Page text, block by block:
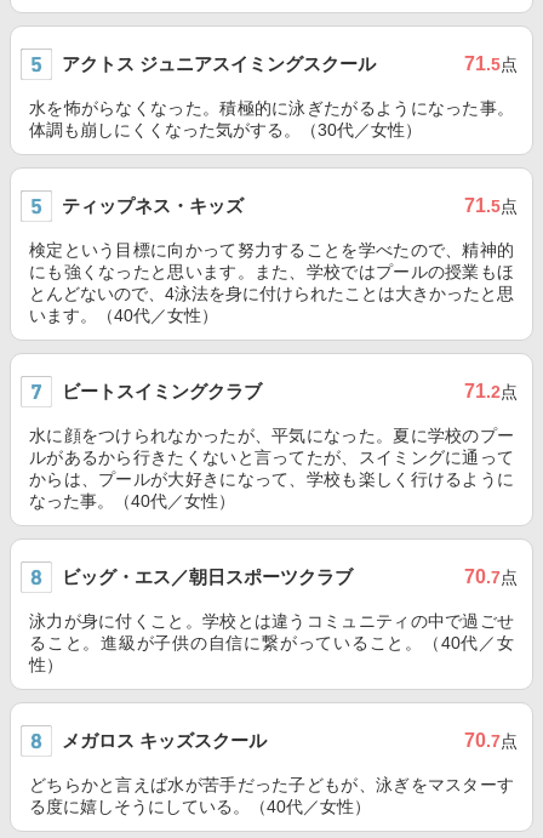
アクトス ジュニアスイミングスクール 71.5点
水を怖がらなくなった。積極的に泳ぎたがるようになった事。
体調も崩しにくくなった気がする。（30代／女性）
ティップネス・キッズ 71.5点
検定という目標に向かって努力することを学べたので、精神的
にも強くなったと思います。また、学校ではプールの授業もほ
とんどないので、4泳法を身に付けられたことは大きかったと思
います。（40代／女性）
ビートスイミングクラブ 71.2点
水に顔をつけられなかったが、平気になった。夏に学校のプー
ルがあるから行きたくないと言ってたが、スイミングに通って
からは、プールが大好きになって、学校も楽しく行けるように
なった事。（40代／女性）
ビッグ・エス／朝日スポーツクラブ 70.7点
泳力が身に付くこと。学校とは違うコミュニティの中で過ごせ
ること。進級が子供の自信に繋がっていること。（40代／女
性）
メガロス キッズスクール 70.7点
どちらかと言えば水が苦手だった子どもが、泳ぎをマスターす
る度に嬉しそうにしている。（40代／女性）